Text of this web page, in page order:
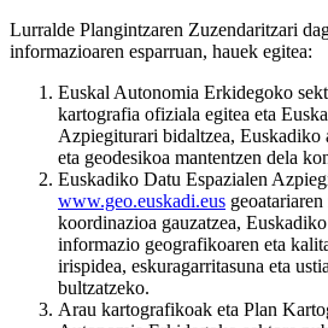
Lurralde Plangintzaren Zuzendaritzari
informazioaren esparruan, hauek egitea:
Euskal Autonomia Erkidegoko
kartografia ofiziala egitea eta
Azpiegiturari bidaltzea,
eta geodesikoa mantentzen dela
Euskadiko Datu Espazialen
www.geo.euskadi.eus
koordinazioa gauzatzea,
informazio geografikoaren eta
irispidea, eskuragarritasuna eta
bultzatzeko.
Arau kartografikoak eta Plan